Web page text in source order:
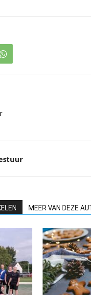
MEER VAN DEZE